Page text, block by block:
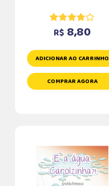
R$ 8,80
ADICIONAR AO CARRINHO
COMPRAR AGORA